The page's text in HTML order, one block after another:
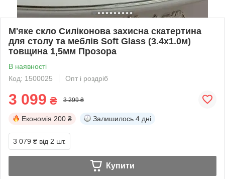
М'яке скло Силіконова захисна скатертина
для столу та меблів Soft Glass (3.4х1.0м)
товщина 1,5мм Прозора
В наявності
Код: 1500025
Опт і роздріб
3 099 ₴ 3 299 ₴
Економія 200 ₴ Залишилось 4 дні
3 079 ₴ від 2 шт.
Купити